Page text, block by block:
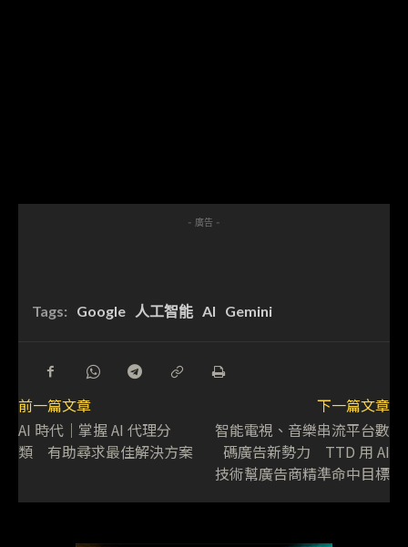
- 廣告 -
Tags: Google 人工智能 AI Gemini
前一篇文章
AI 時代｜掌握 AI 代理分
類 有助尋求最佳解決方案
下一篇文章
智能電視、音樂串流平台數
碼廣告新勢力 TTD 用 AI
技術幫廣告商精準命中目標